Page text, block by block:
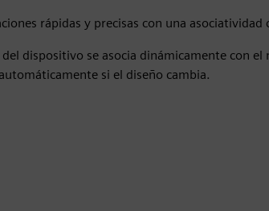
rápidas y precisas con una
del dispositivo se asocia dinámicamente con
si el diseño cambia.